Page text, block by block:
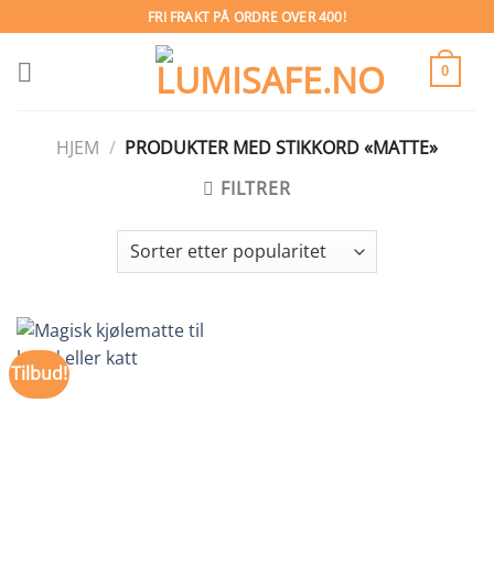
to
content
FRI FRAKT PÅ ORDRE OVER 400!
0
HJEM / PRODUKTER MED STIKKORD «MATTE»
FILTRER
Tilbud!